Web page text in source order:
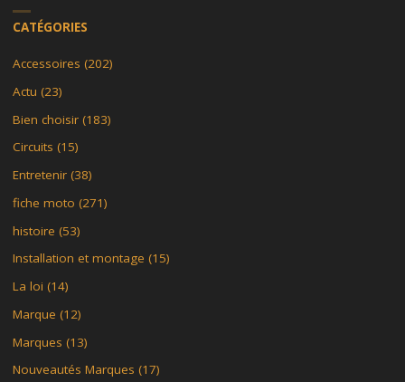
CATÉGORIES
Accessoires (202)
Actu (23)
Bien choisir(183)
Circuits (15)
Entretenir(38)
fiche moto (271)
histoire (53)
Installation et montage (15)
La loi (14)
Marque (12)
Marques (13)
Nouveautés Marques (17)